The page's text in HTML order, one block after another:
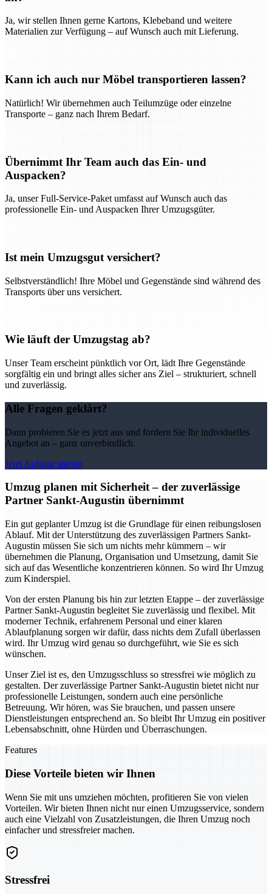
Ja, wir stellen Ihnen gerne Kartons, Klebeband und weitere
Materialien zur Verfügung – auf Wunsch auch mit Lieferung.
Kann ich auch nur Möbel transportieren lassen?
Natürlich! Wir übernehmen auch Teilumzüge oder einzelne
Transporte – ganz nach Ihrem Bedarf.
Übernimmt Ihr Team auch das Ein- und
Auspacken?
Ja, unser Full-Service-Paket umfasst auf Wunsch auch das
professionelle Ein- und Auspacken Ihrer Umzugsgüter.
Ist mein Umzugsgut versichert?
Selbstverständlich! Ihre Möbel und Gegenstände sind während des
Transports über uns versichert.
Wie läuft der Umzugstag ab?
Unser Team erscheint pünktlich vor Ort, lädt Ihre Gegenstände
sorgfältig ein und bringt alles sicher ans Ziel – strukturiert, schnell
und zuverlässig.
Alle Fragen geklärt?
Dann probieren Sie es jetzt aus und fordern Sie Ihr individuelles
Angebot an – ganz unverbindlich.
Jetzt Anfrage starten
Umzug planen mit Sicherheit – der zuverlässige
Partner Sankt-Augustin übernimmt
Ein gut geplanter Umzug ist die Grundlage für einen reibungslosen
Ablauf. Mit der Unterstützung des zuverlässigen Partners Sankt-
Augustin müssen Sie sich um nichts mehr kümmern – wir
übernehmen die Planung, Organisation und Umsetzung, damit Sie
sich auf das Wesentliche konzentrieren können. So wird Ihr Umzug
zum Kinderspiel.
Von der ersten Planung bis hin zur letzten Etappe – der zuverlässige
Partner Sankt-Augustin begleitet Sie zuverlässig und flexibel. Mit
moderner Technik, erfahrenem Personal und einer klaren
Ablaufplanung sorgen wir dafür, dass nichts dem Zufall überlassen
wird. Ihr Umzug wird genau so durchgeführt, wie Sie es sich
wünschen.
Unser Ziel ist es, den Umzugsschluss so stressfrei wie möglich zu
gestalten. Der zuverlässige Partner Sankt-Augustin bietet nicht nur
professionelle Leistungen, sondern auch eine persönliche
Betreuung. Wir hören, was Sie brauchen, und passen unsere
Dienstleistungen entsprechend an. So bleibt Ihr Umzug ein positiver
Lebensabschnitt, ohne Hürden und Überraschungen.
Features
Diese Vorteile bieten wir Ihnen
Wenn Sie mit uns umziehen möchten, profitieren Sie von vielen
Vorteilen. Wir bieten Ihnen nicht nur einen Umzugsservice, sondern
auch eine Vielzahl von Zusatzleistungen, die Ihren Umzug noch
einfacher und stressfreier machen.
Stressfrei